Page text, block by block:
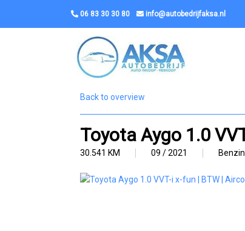
06 83 30 30 80 info@autobedrijfaksa.nl
Back to overview
Toyota Aygo 1.0
30.541 KM 09 / 2021